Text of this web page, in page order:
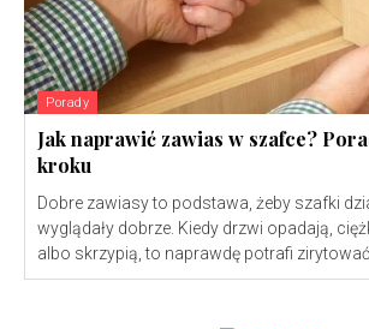
Porady
Jak naprawić zawias w szafce?
kroku
Dobre zawiasy to podstawa, żeby szafki
wyglądały dobrze. Kiedy drzwi opadają,
albo skrzypią, to naprawdę potrafi